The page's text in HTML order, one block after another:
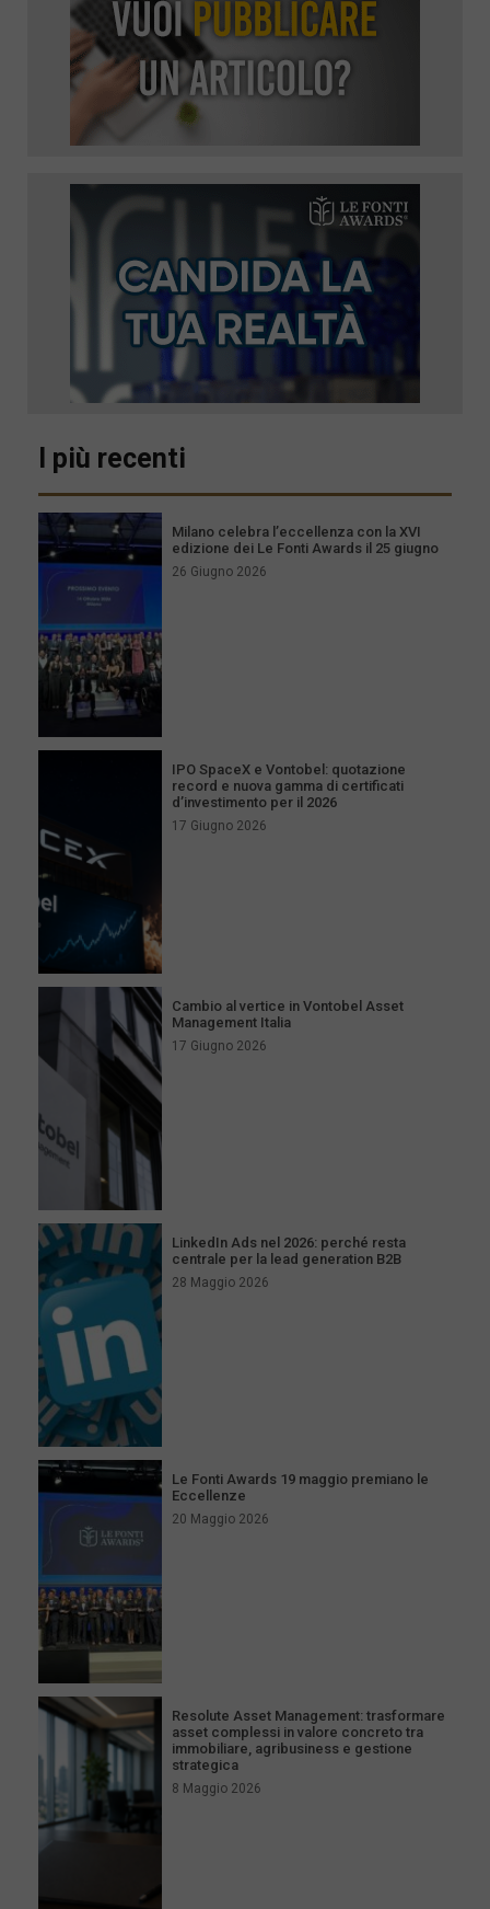
I più recenti
Milano celebra l’eccellenza con la XVI
edizione dei Le Fonti Awards il 25 giugno
26 Giugno 2026
IPO SpaceX e Vontobel: quotazione
record e nuova gamma di certificati
d’investimento per il 2026
17 Giugno 2026
Cambio al vertice in Vontobel Asset
Management Italia
17 Giugno 2026
LinkedIn Ads nel 2026: perché resta
centrale per la lead generation B2B
28 Maggio 2026
Le Fonti Awards 19 maggio premiano le
Eccellenze
20 Maggio 2026
Resolute Asset Management: trasformare
asset complessi in valore concreto tra
immobiliare, agribusiness e gestione
strategica
8 Maggio 2026